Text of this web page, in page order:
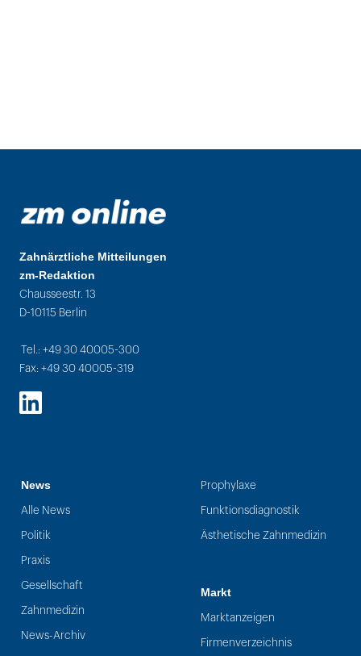
Zahnärztliche Mitteilungen
zm-Redaktion
Chausseestr. 13
D-10115 Berlin
Tel.: +49 30 40005-300
Fax: +49 30 40005-319
LinkedIn
News
Alle News
Politik
Praxis
Gesellschaft
Zahnmedizin
News-Archiv
Prophylaxe
Funktionsdiagnostik
Ästhetische Zahnmedizin
Markt
Marktanzeigen
Firmenverzeichnis